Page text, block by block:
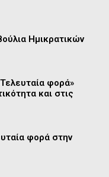
Ημικρατικών
φορά»
και στις
φορά στην